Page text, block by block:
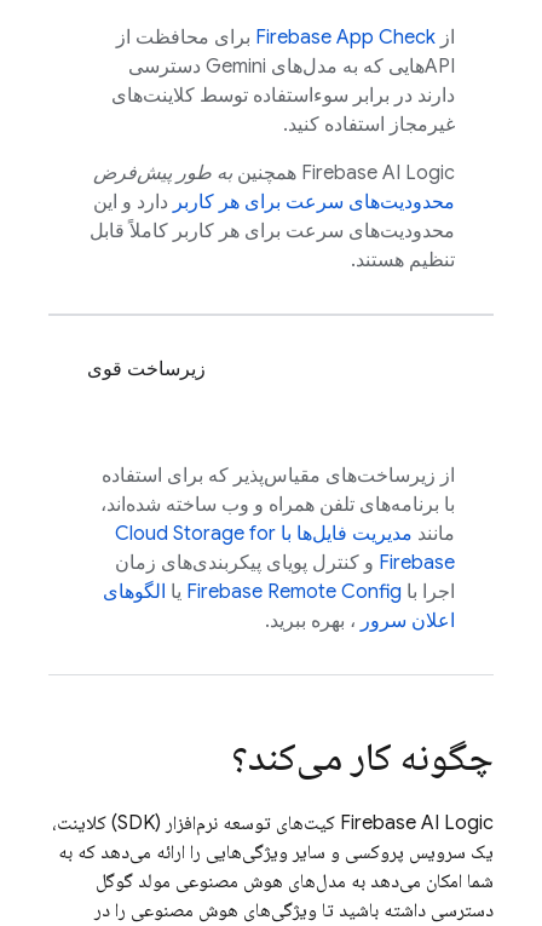
از Firebase App Check برای محافظت از
APIهایی که به مدل‌های
Gemini دسترسی
دارند در برابر سوءاستفاده توسط کلاینت‌های
غیرمجاز استفاده کنید.
Firebase AI Logic همچنین به طور پیش‌فرض
محدودیت‌های سرعت برای هر کاربر دارد و این
محدودیت‌های سرعت برای هر کاربر کاملاً قابل
تنظیم هستند.
زیرساخت قوی
از زیرساخت‌های مقیاس‌پذیر که برای استفاده
با برنامه‌های تلفن همراه و وب ساخته شده‌اند،
مانند مدیریت فایل‌ها با Cloud Storage for
Firebase و کنترل پویای پیکربندی‌های زمان
اجرا با Firebase Remote Config یا الگوهای
اعلان سرور ، بهره ببرید.
چگونه کار می‌کند؟
Firebase AI Logic
کیت‌های توسعه نرم‌افزار (SDK) کلاینت،
یک سرویس پروکسی و سایر ویژگی‌هایی را ارائه می‌دهد که به
شما امکان می‌دهد به مدل‌های هوش مصنوعی مولد گوگل
دسترسی داشته باشید تا ویژگی‌های هوش مصنوعی را در